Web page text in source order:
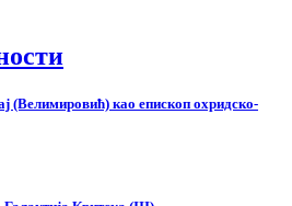
(Велимировић) као епископ охридско-